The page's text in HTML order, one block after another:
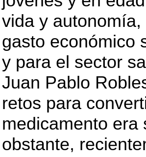
vida y
gasto económico
y para el sector
Juan Pablo
retos para
medicamento era
obstante,